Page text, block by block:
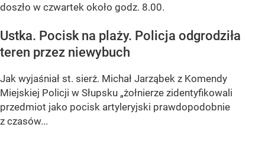
doszło w czwartek około godz. 8.00.
Ustka. Pocisk na plaży. Policja odgrodziła
teren przez niewybuch
Jak wyjaśniał st. sierż. Michał Jarząbek z Komendy
Miejskiej Policji w Słupsku „żołnierze zidentyfikowali
przedmiot jako pocisk artyleryjski prawdopodobnie
z czasów...